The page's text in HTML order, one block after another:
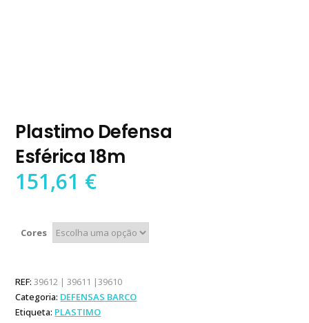
Plastimo Defensa
Esférica 18m
151,61 €
Cores
REF:39612 | 39611 |39610
Categoria: DEFENSAS BARCO
Etiqueta: PLASTIMO